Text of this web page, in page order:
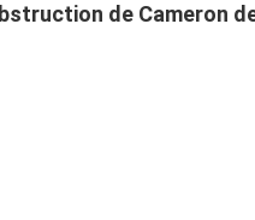
de Cameron